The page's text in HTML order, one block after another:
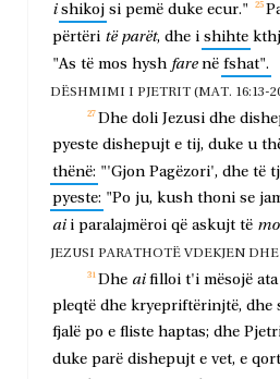
i shikoj si pemë duke ecur."
përtëri të parët, dhe i shihte
"As të mos hysh fare në fshat".
DËSHMIMI I PJETRIT (MAT. 16:13-
Dhe doli Jezusi dhe
pyeste dishepujt e tij, duke u
thënë: "'Gjon Pagëzori', dhe të
pyeste: "Po ju, kush thoni se
ai i paralajmëroi që askujt të
JEZUSI PARATHOTË VDEKJEN DHE
Dhe ai filloi t'i mësojë ata
pleqtë dhe kryepriftërinjtë, dhe
fjalë po e fliste haptas; dhe
duke parë dishepujt e vet, e